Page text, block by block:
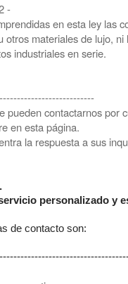
-
en esta ley las
otros materiales de lujo,
industriales en serie.
pueden contactarnos por
en esta página.
la respuesta a sus
personalizado y
de contacto son: